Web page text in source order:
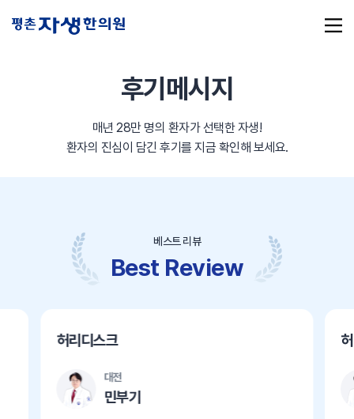
추천 검색어 #초음파약침 #척추압박골절
후기메시지
매년 28만 명의 환자가 선택한 자생!
환자의 진심이 담긴 후기를 지금 확인해 보세요.
베스트 리뷰
Best Review
허리디스크
대전
민부기